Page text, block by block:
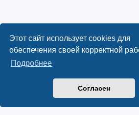
Этот сайт использует cookies для
обеспечения своей корректной
Подробнее
Согласен